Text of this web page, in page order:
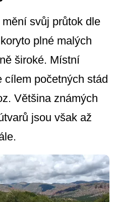
svůj průtok dle
plné malých
široké. Místní
cílem početných stád
Většina známých
jsou však až